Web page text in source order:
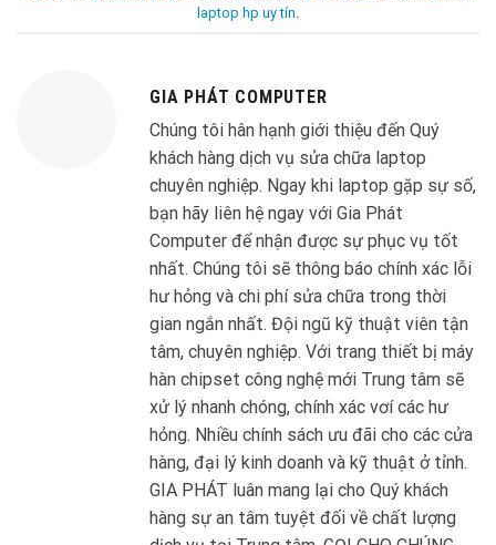
laptop hp uy tín
GIA PHÁT COMPUTER
Chúng tôi hân hạnh giới thiệu đến Quý
khách hàng dịch vụ sửa chữa laptop
chuyên nghiệp. Ngay khi laptop gặp sự số,
bạn hãy liên hệ ngay với Gia Phát
Computer để nhận được sự phục vụ tốt
nhất. Chúng tôi sẽ thông báo chính xác lỗi
hư hỏng và chi phí sửa chữa trong thời
gian ngắn nhất. Đội ngũ kỹ thuật viên tận
tâm, chuyên nghiệp. Với trang thiết bị máy
hàn chipset công nghệ mới Trung tâm sẽ
xử lý nhanh chóng, chính xác vơí các hư
hỏng. Nhiều chính sách ưu đãi cho các cửa
hàng, đại lý kinh doanh và kỹ thuật ở tỉnh.
GIA PHÁT luân mang lại cho Quý khách
hàng sự an tâm tuyệt đối về chất lượng